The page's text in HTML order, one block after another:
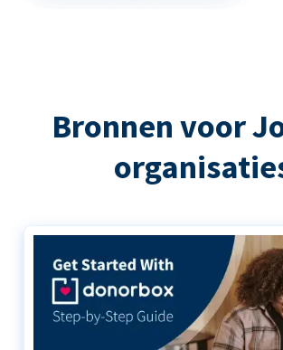
Bronnen voor